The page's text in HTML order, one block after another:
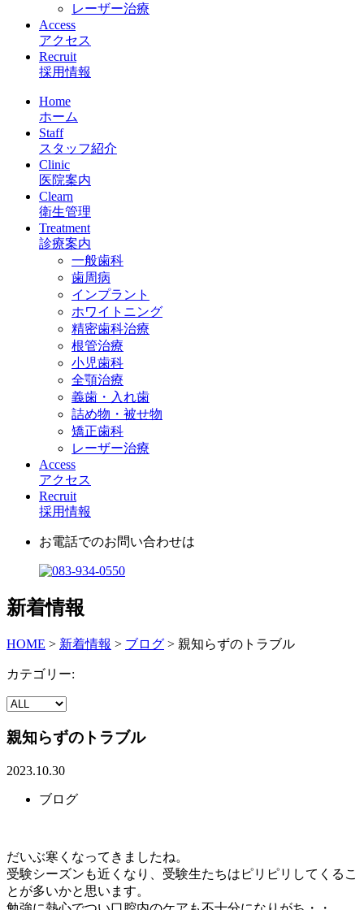
レーザー治療
Access
アクセス
Recruit
採用情報
Home
ホーム
Staff
スタッフ紹介
Clinic
医院案内
Clearn
衛生管理
Treatment
診療案内
一般歯科
歯周病
インプラント
ホワイトニング
精密歯科治療
根管治療
小児歯科
全顎治療
義歯・入れ歯
詰め物・被せ物
矯正歯科
レーザー治療
Access
アクセス
Recruit
採用情報
お電話でのお問い合わせは
新着情報
HOME > 新着情報 > ブログ > 親知らずのトラブル
カテゴリー:
親知らずのトラブル
2023.10.30
ブログ
だいぶ寒くなってきましたね。
受験シーズンも近くなり、受験生たちはピリピリしてくるこ
とが多いかと思います。